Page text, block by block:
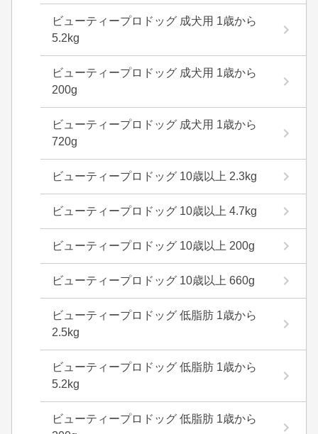
ビューティープロドッグ 成犬用 1歳から
5.2kg
ビューティープロドッグ 成犬用 1歳から
200g
ビューティープロドッグ 成犬用 1歳から
720g
ビューティープロドッグ 10歳以上 2.3kg
ビューティープロドッグ 10歳以上 4.7kg
ビューティープロドッグ 10歳以上 200g
ビューティープロドッグ 10歳以上 660g
ビューティープロドッグ 低脂肪 1歳から
2.5kg
ビューティープロドッグ 低脂肪 1歳から
5.2kg
ビューティープロドッグ 低脂肪 1歳から